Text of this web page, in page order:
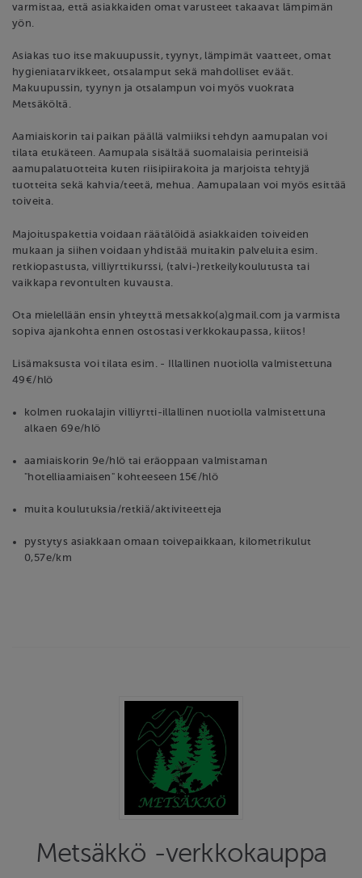
varmistaa, että asiakkaiden omat varusteet takaavat lämpimän
yön.
Asiakas tuo itse makuupussit, tyynyt, lämpimät vaatteet, omat
hygieniatarvikkeet, otsalamput sekä mahdolliset eväät.
Makuupussin, tyynyn ja otsalampun voi myös vuokrata
Metsäköltä.
Aamiaiskorin tai paikan päällä valmiiksi tehdyn aamupalan voi
tilata etukäteen. Aamupala sisältää suomalaisia perinteisiä
aamupalatuotteita kuten riisipiirakoita ja marjoista tehtyjä
tuotteita sekä kahvia/teetä, mehua. Aamupalaan voi myös esittää
toiveita.
Majoituspakettia voidaan räätälöidä asiakkaiden toiveiden
mukaan ja siihen voidaan yhdistää muitakin palveluita esim.
retkiopastusta, villiyrttikurssi, (talvi-)retkeilykoulutusta tai
vaikkapa revontulten kuvausta.
Ota mielellään ensin yhteyttä metsakko(a)gmail.com ja varmista
sopiva ajankohta ennen ostostasi verkkokaupassa, kiitos!
Lisämaksusta voi tilata esim. - Illallinen nuotiolla valmistettuna
49€/hlö
kolmen ruokalajin villiyrtti-illallinen nuotiolla valmistettuna
alkaen 69e/hlö
aamiaiskorin 9e/hlö tai eräoppaan valmistaman
"hotelliaamiaisen" kohteeseen 15€/hlö
muita koulutuksia/retkiä/aktiviteetteja
pystytys asiakkaan omaan toivepaikkaan, kilometrikulut
0,57e/km
Metsäkkö -verkkokauppa